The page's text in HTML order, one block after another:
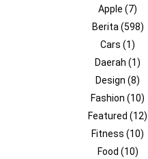
Apple (7)
Berita (598)
Cars (1)
Daerah (1)
Design (8)
Fashion (10)
Featured (12)
Fitness (10)
Food (10)